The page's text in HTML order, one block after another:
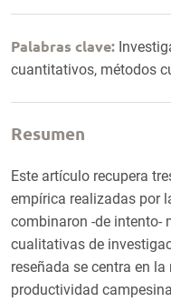
Palabras clave:
cuantitativos, métodos
Resumen
Este artículo recupera
empírica realizadas por
combinaron -de intento-
cualitativas de
reseñada se centra en
productividad